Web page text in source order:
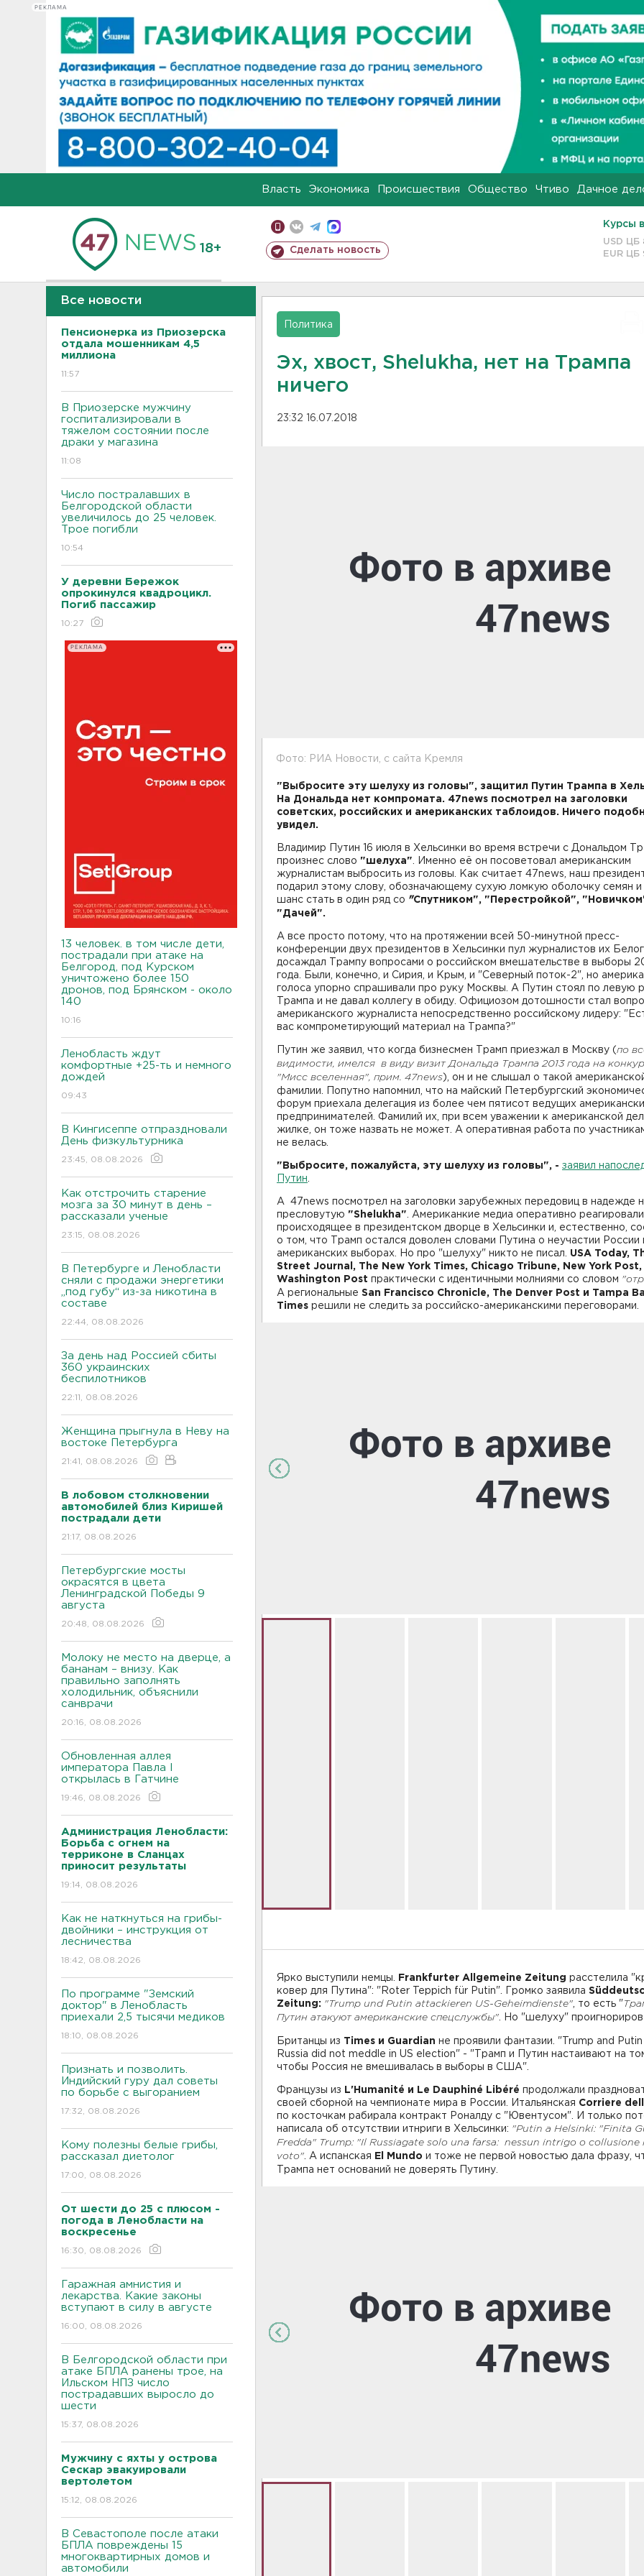
РЕКЛАМА
Власть Экономика Происшествия Общество Чтиво Дачное
18+ Сделать новость
Курсы
USD ЦБ
EUR ЦБ
Все новости
Пенсионерка из Приозерска
отдала мошенникам 4,5
миллиона
11:57
В Приозерске мужчину
госпитализировали в
тяжелом состоянии после
драки у магазина
11:08
Число постралавших в
Белгородской области
увеличилось до 25 человек.
Трое погибли
10:54
У деревни Бережок
опрокинулся квадроцикл.
Погиб пассажир
10:27
РЕКЛАМА
13 человек. в том числе дети,
пострадали при атаке на
Белгород, под Курском
уничтожено более 150
дронов, под Брянском - около
140
10:16
Ленобласть ждут
комфортные +25-ть и немного
дождей
09:43
В Кингисеппе отпраздновали
День физкультурника
23:45, 08.08.2026
Как отстрочить старение
мозга за 30 минут в день –
рассказали ученые
23:15, 08.08.2026
В Петербурге и Ленобласти
сняли с продажи энергетики
„под губу“ из-за никотина в
составе
22:44, 08.08.2026
За день над Россией сбиты
360 украинских
беспилотников
22:11, 08.08.2026
Женщина прыгнула в Неву на
востоке Петербурга
21:41, 08.08.2026
В лобовом столкновении
автомобилей близ Киришей
пострадали дети
21:17, 08.08.2026
Петербургские мосты
окрасятся в цвета
Ленинградской Победы 9
августа
20:48, 08.08.2026
Молоку не место на дверце, а
бананам – внизу. Как
правильно заполнять
холодильник, объяснили
санврачи
20:16, 08.08.2026
Обновленная аллея
императора Павла I
открылась в Гатчине
19:46, 08.08.2026
Администрация Ленобласти:
Борьба с огнем на
терриконе в Сланцах
приносит результаты
19:14, 08.08.2026
Как не наткнуться на грибы-
двойники – инструкция от
лесничества
18:42, 08.08.2026
По программе "Земский
доктор" в Ленобласть
приехали 2,5 тысячи медиков
18:10, 08.08.2026
Признать и позволить.
Индийский гуру дал советы
по борьбе с выгоранием
17:32, 08.08.2026
Кому полезны белые грибы,
рассказал диетолог
17:00, 08.08.2026
От шести до 25 с плюсом -
погода в Ленобласти на
воскресенье
16:30, 08.08.2026
Гаражная амнистия и
лекарства. Какие законы
вступают в силу в августе
16:00, 08.08.2026
В Белгородской области при
атаке БПЛА ранены трое, на
Ильском НПЗ число
пострадавших выросло до
шести
15:37, 08.08.2026
Мужчину с яхты у острова
Сескар эвакуировали
вертолетом
15:12, 08.08.2026
В Севастополе после атаки
БПЛА повреждены 15
многоквартирных домов и
автомобили
Политика
Эх, хвост, Shelukha, нет на Трампа
ничего
23:32 16.07.2018
Фото: РИА Новости, с сайта Кремля
"Выбросите эту шелуху из головы", защитил Путин Трампа в
На Дональда нет компромата. 47news посмотрел на заголовки
советских, российских и американских таблоидов. Ничего
увидел.
Владимир Путин 16 июля в Хельсинки во время встречи с Дональдом
произнес слово "шелуха" . Именно её он посоветовал американским
журналистам выбросить из головы. Как считает 47news, наш
подарил этому слову, обозначающему сухую ломкую оболочку семян и
шанс стать в один ряд со "Спутником", "Перестройкой",
"Дачей".
А все просто потому, что на протяжении всей 50-минутной пресс-
конференции двух президентов в Хельсинки пул журналистов их
досаждал Трампу вопросами о российском вмешательстве в выборы
года. Были, конечно, и Сирия, и Крым, и "Северный поток-2", но
голоса упорно спрашивали про руку Москвы. А Путин стоял по левую
Трампа и не давал коллегу в обиду. Официозом дотошности стал
американского журналиста непосредственно российскому лидеру:
вас компрометирующий материал на Трампа?"
Путин же заявил, что когда бизнесмен Трамп приезжал в Москву (по
видимости, имелся в виду визит Дональда Трампа 2013 года на
"Мисс вселенная", прим. 47news), он и не слышал о такой
фамилии. Попутно напомнил, что на майский Петербургский
форум приехала делегация из более чем пятисот ведущих
предпринимателей. Фамилий их, при всем уважении к американской
жилке, он тоже назвать не может. А оперативная работа по
не велась.
"Выбросите, пожалуйста, эту шелуху из головы", - заявил
Путин
А 47news посмотрел на заголовки зарубежных передовиц в надежде
пресловутую "Shelukha" . Американкие медиа оперативно
происходящее в президентском дворце в Хельсинки и, естественно,
о том, что Трамп остался доволен словами Путина о неучастии России
американских выборах. Но про "шелуху" никто не писал. USA Today,
Street Journal, The New York Times, Chicago Tribune, New York Post,
Washington Post практически с идентичными молниями со словом
А региональные San Francisco Chronicle, The Denver Post и Tampa
Times решили не следить за российско-американскими переговорами.
Ярко выступили немцы. Frankfurter Allgemeine Zeitung расстелила
ковер для Путина": "Roter Teppich für Putin". Громко заявила
Zeitung: "Trump und Putin attackieren US-Geheimdienste" , то есть "
Путин атакуют американские спецслужбы" . Но "шелуху"
Британцы из Times и Guardian не проявили фантазии. "Trump and Putin
Russia did not meddle in US election" - "Трамп и Путин настаивают на
чтобы Россия не вмешивалась в выборы в США".
Французы из L'Humanité и Le Dauphiné Libéré продолжали
своей сборной на чемпионате мира в России. Итальянская Corriere
по косточкам рабирала контракт Роналду с "Ювентусом". И только
написала об отсутствии итнриги в Хельсинки: "Putin a Helsinki: "Finita
Fredda" Trump: "Il Russiagate solo una farsa: nessun intrigo o collusione
voto" . А испанская El Mundo и тоже не первой новостью дала фразу,
Трампа нет оснований не доверять Путину.